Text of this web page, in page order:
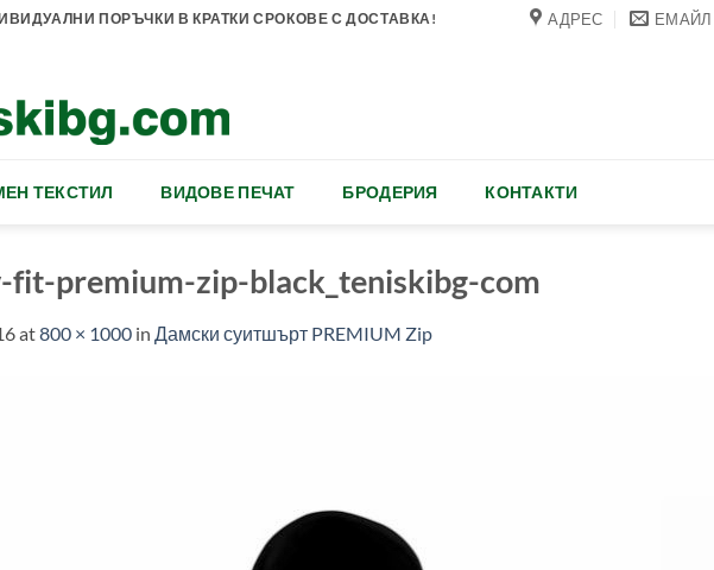
ПОРЪЧКИ В КРАТКИ СРОКОВЕ С ДОСТАВКА! АДРЕС ЕМАЙЛ
ТЕКСТИЛ ВИДОВЕ ПЕЧАТ БРОДЕРИЯ КОНТАКТИ
fit-premium-zip-black_teniskibg-com
at800 × 1000 in Дамски суитшърт PREMIUM Zip